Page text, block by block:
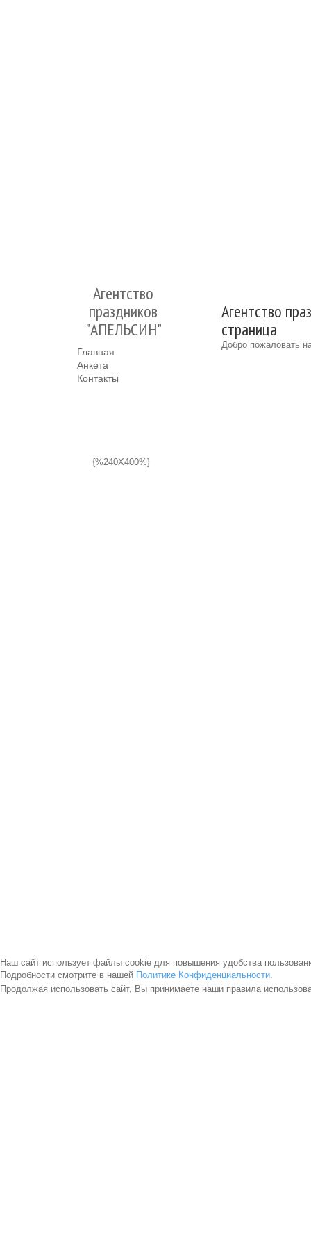
Агентство
праздников
"АПЕЛЬСИН"
Главная
Анкета
Контакты
{%240X400%}
Агентство
страница
Добро пожаловать
Наш сайт использует файлы cookie для повышения удобства
Подробности смотрите в нашей Политике Конфиденциальности.
Продолжая использовать сайт, Вы принимаете наши правила